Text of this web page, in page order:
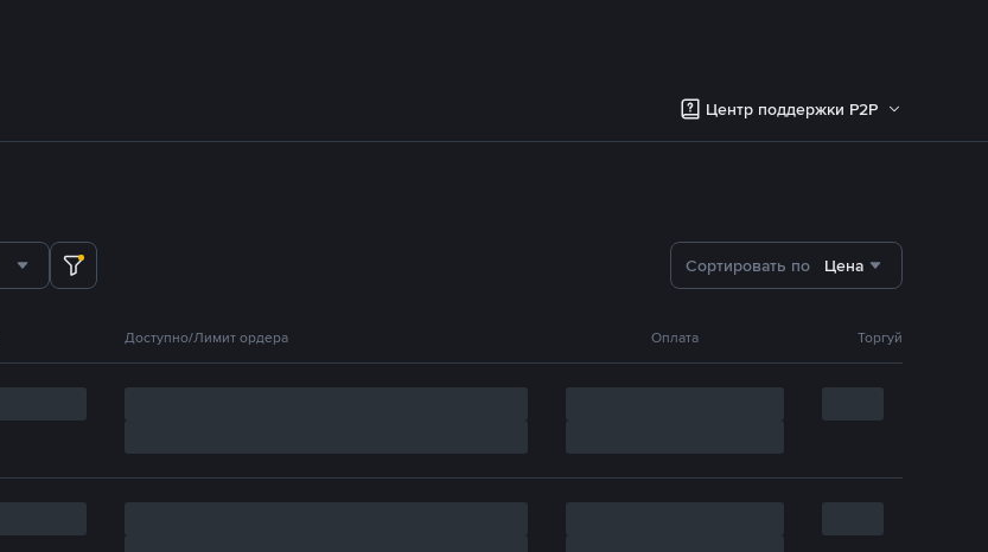
Центр поддержки P2P
Сортировать по Цена
Доступно/Лимит ордера Оплата Торгуй